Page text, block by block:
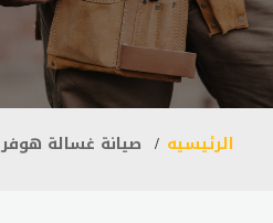
الرئيسيه صيانة غسالة هوفر